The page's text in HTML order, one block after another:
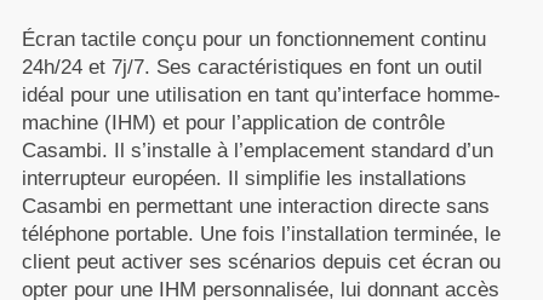
Écran tactile conçu pour un fonctionnement continu
24h/24 et 7j/7. Ses caractéristiques en font un outil
idéal pour une utilisation en tant qu’interface homme-
machine (IHM) et pour l’application de contrôle
Casambi. Il s’installe à l’emplacement standard d’un
interrupteur européen. Il simplifie les installations
Casambi en permettant une interaction directe sans
téléphone portable. Une fois l’installation terminée, le
client peut activer ses scénarios depuis cet écran ou
opter pour une IHM personnalisée, lui donnant accès